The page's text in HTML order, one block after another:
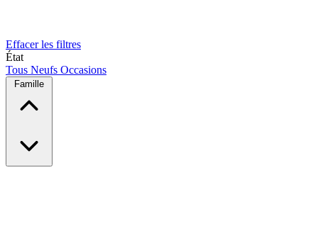
Effacer les filtres
État
Tous Neufs Occasions
Famille